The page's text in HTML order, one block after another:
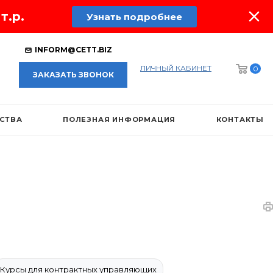
Узнать подробнее
INFORM@CETT.BIZ
ЗАКАЗАТЬ ЗВОНОК
ЛИЧНЫЙ КАБИНЕТ 0
ПОЛЕЗНАЯ ИНФОРМАЦИЯ КОНТАКТЫ
Курсы для контрактных управляющих